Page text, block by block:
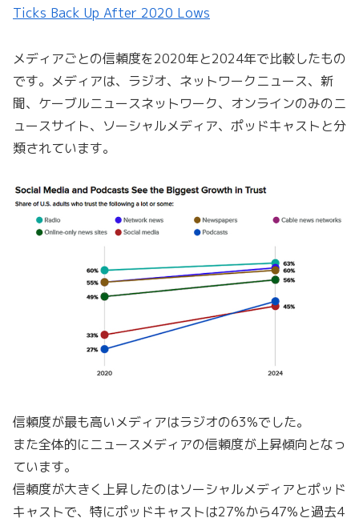
Ticks Back Up After 2020 Lows
メディアごとの信頼度を2020年と2024年で比較したもの
です。メディアは、ラジオ、ネットワークニュース、新
聞、ケーブルニュースネットワーク、オンラインのみのニ
ュースサイト、ソーシャルメディア、ポッドキャストと分
類されています。
信頼度が最も高いメディアはラジオの63%でした。
また全体的にニュースメディアの信頼度が上昇傾向となっ
ています。
信頼度が大きく上昇したのはソーシャルメディアとポッド
キャストで、特にポッドキャストは27%から47%と過去4